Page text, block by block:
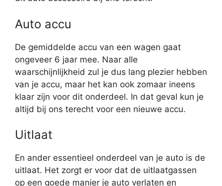
Auto accu
De gemiddelde accu van een wagen gaat
ongeveer 6 jaar mee. Naar alle
waarschijnlijkheid zul je dus lang plezier hebben
van je accu, maar het kan ook zomaar ineens
klaar zijn voor dit onderdeel. In dat geval kun je
altijd bij ons terecht voor een nieuwe accu.
Uitlaat
En ander essentieel onderdeel van je auto is de
uitlaat. Het zorgt er voor dat de uitlaatgassen
op een goede manier je auto verlaten en